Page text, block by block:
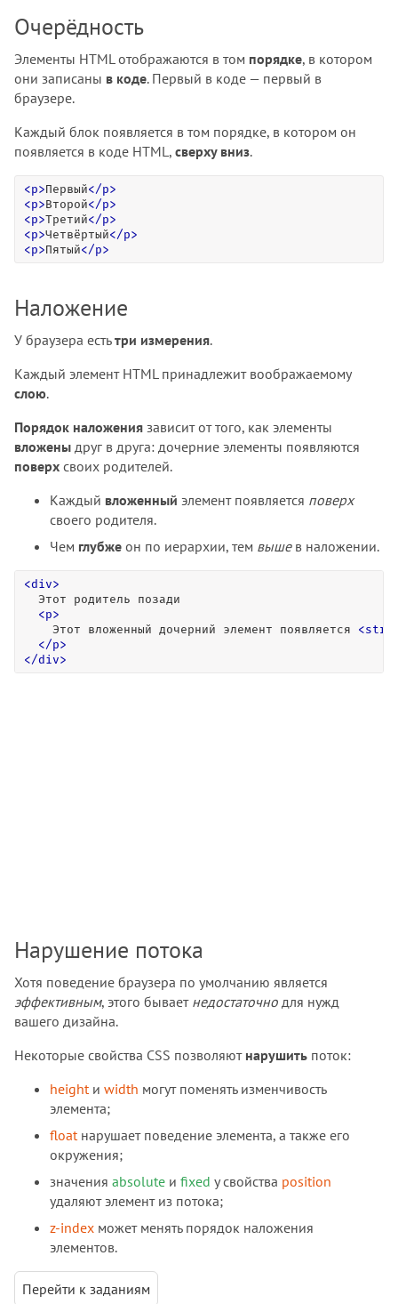
Очерёдность
Элементы HTML отображаются в том порядке, в котором
они записаны в коде. Первый в коде — первый в
браузере.
Каждый блок появляется в том порядке, в котором он
появляется в коде HTML, сверху вниз.
<p>Первый</p>
<p>Второй</p>
<p>Третий</p>
<p>Четвёртый</p>
<p>Пятый</p>
Наложение
У браузера естьтри измерения.
Каждый элемент HTML принадлежит воображаемому
слою.
Порядок наложения зависит от того, как элементы
вложены друг в друга: дочерние элементы появляются
поверх своих родителей.
Каждый вложенный элемент появляется поверх
своего родителя.
Чем глубже он по иерархии, тем вышев наложении.
<div>
  Этот родитель позади
<p>
    Этот вложенный дочерний элемент появляется
<
</p>
</div>
Нарушение потока
Хотя поведение браузера по умолчанию является
эффективным, этого бывает недостаточно для нужд
вашего дизайна.
Некоторые свойства CSS позволяют нарушить поток:
height и width могут поменять изменчивость
элемента;
float нарушает поведение элемента, а также его
окружения;
значения absolute и fixed у свойства position
удаляют элемент из потока;
z-index может менять порядок наложения
элементов.
Перейти к заданиям